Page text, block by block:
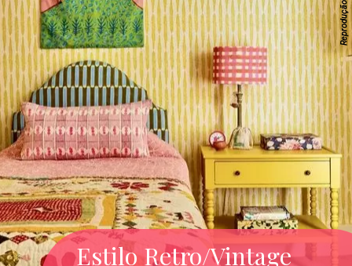
Estilo Retro/Vintage
Reprodução: